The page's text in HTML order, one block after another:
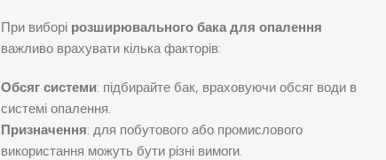
При виборі розширювального бака для опалення
важливо врахувати кілька факторів:
Обсяг системи: підбирайте бак, враховуючи обсяг води в
системі опалення.
Призначення: для побутового або промислового
використання можуть бути різні вимоги.